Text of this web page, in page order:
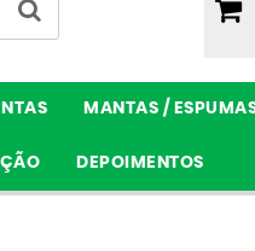
MANTAS /
DEPOIMENTOS